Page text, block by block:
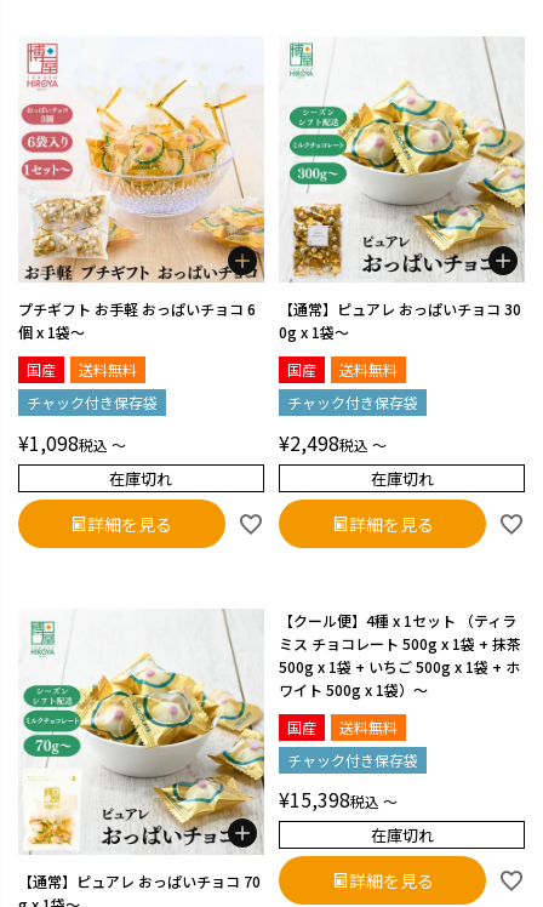
プチギフト お手軽 おっぱいチョコ 6
個 x 1袋～
国産
送料無料
チャック付き保存袋
¥1,098税込 〜
在庫切れ
詳細を見る
【通常】ピュアレ おっぱいチョコ 30
0g x 1袋～
国産
送料無料
チャック付き保存袋
¥2,498税込 〜
在庫切れ
詳細を見る
【通常】ピュアレ おっぱいチョコ 70
【クール便】4種 x 1セット （ティラ
ミス チョコレート 500g x 1袋 + 抹茶
500g x 1袋 + いちご 500g x 1袋 + ホ
ワイト 500g x 1袋）～
国産
送料無料
チャック付き保存袋
¥15,398税込 〜
在庫切れ
詳細を見る